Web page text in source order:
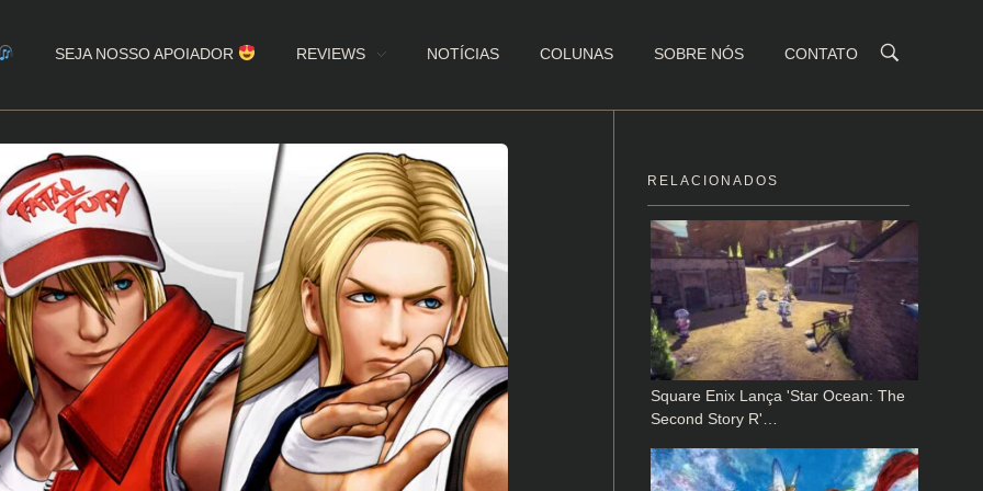
SEJA NOSSO APOIADOR REVIEWS NOTÍCIAS COLUNAS SOBRE NÓS CONTATO
RELACIONADOS
Square Enix Lança 'Star Ocean: The
Second Story R'…